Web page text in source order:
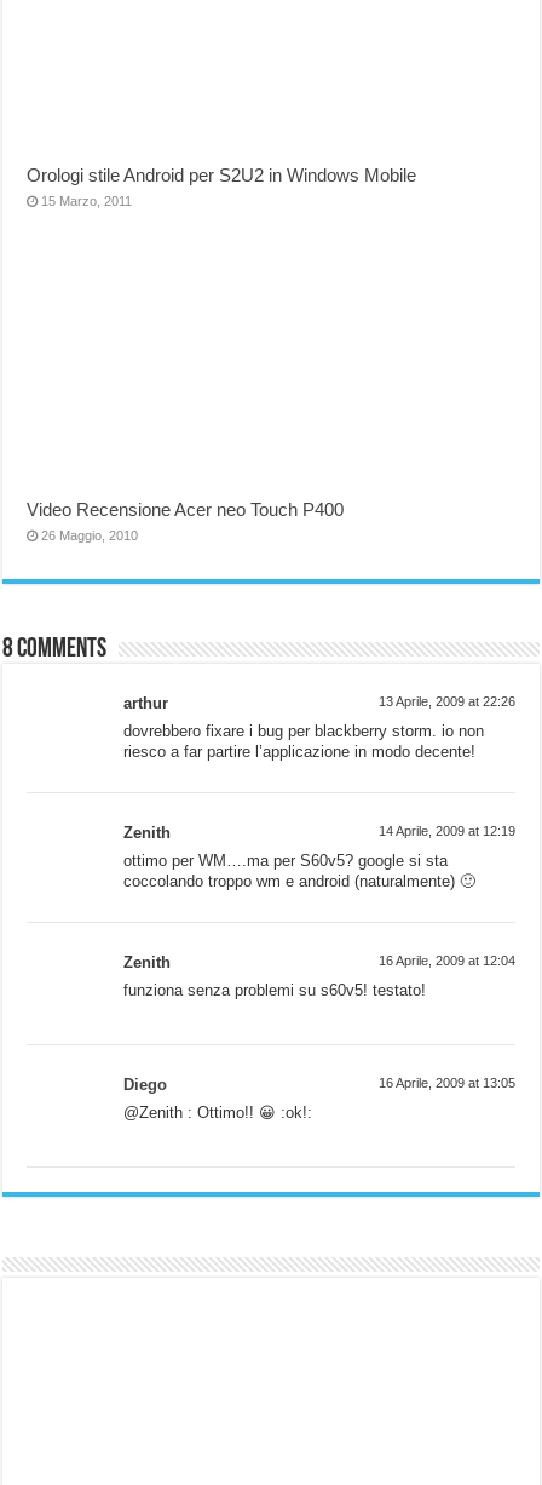
Orologi stile Android per S2U2 in Windows Mobile
15 Marzo, 2011
Video Recensione Acer neo Touch P400
26 Maggio, 2010
8 comments
arthur 13 Aprile, 2009 at 22:26
dovrebbero fixare i bug per blackberry storm. io non
riesco a far partire l’applicazione in modo decente!
Zenith 14 Aprile, 2009 at 12:19
ottimo per WM….ma per S60v5? google si sta
coccolando troppo wm e android (naturalmente) 🙂
Zenith 16 Aprile, 2009 at 12:04
funziona senza problemi su s60v5! testato!
Diego 16 Aprile, 2009 at 13:05
@Zenith : Ottimo!! 😀 :ok!: